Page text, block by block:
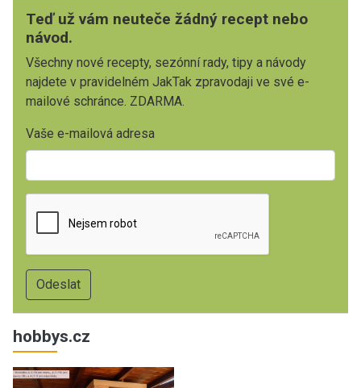
Teď už vám neuteče žádný recept nebo
návod.
Všechny nové recepty, sezónní rady, tipy a návody
najdete v pravidelném JakTak zpravodaji ve své e-
mailové schránce. ZDARMA.
Vaše e-mailová adresa
hobbys.cz